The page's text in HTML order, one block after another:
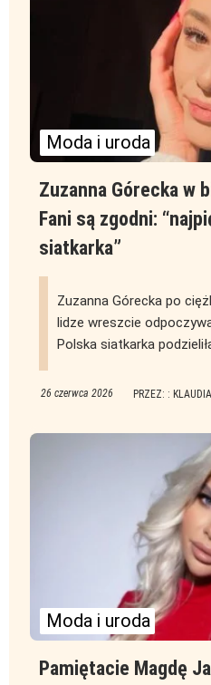
Moda i uroda
Zuzanna Górecka w
Fani są zgodni:
siatkarka”
Zuzanna Górecka po
lidze wreszcie
Polska siatkarka
26 czerwca 2026 PRZEZ: :
Moda i uroda
Pamiętacie Magdę